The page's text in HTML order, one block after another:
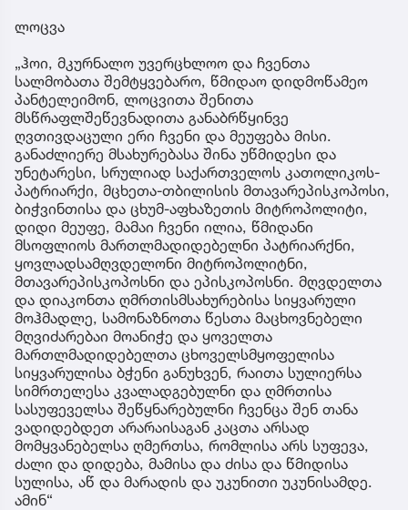
ლოცვა
„ჰოი, მკურნალო უვერცხლოო და ჩვენთა
სალმობათა შემტყვებარო, წმიდაო დიდმოწამეო
პანტელეიმონ, ლოცვითა შენითა
მსწრაფლშეწევნადითა განაბრწყინვე
ღვთივდაცული ერი ჩვენი და მეუფება მისი.
განაძლიერე მსახურებასა შინა უწმიდესი და
უნეტარესი, სრულიად საქართველოს კათოლიკოს-
პატრიარქი, მცხეთა-თბილისის მთავარეპისკოპოსი,
ბიჭვინთისა და ცხუმ-აფხაზეთის მიტროპოლიტი,
დიდი მეუფე, მამაი ჩვენი ილია, წმიდანი
მსოფლიოს მართლმადიდებელნი პატრიარქნი,
ყოვლადსამღვდელონი მიტროპოლიტნი,
მთავარეპისკოპოსნი და ეპისკოპოსნი. მღვდელთა
და დიაკონთა ღმრთისმსახურებისა სიყვარული
მოჰმადლე, სამონაზნოთა წესთა მაცხოვნებელი
მღვიძარებაი მოანიჭე და ყოველთა
მართლმადიდებელთა ცხოველსმყოფელისა
სიყვარულისა ბჭენი განუხვენ, რაითა სულიერსა
სიმრთელესა კვალადგებულნი და ღმრთისა
სასუფეველსა შეწყნარებულნი ჩვენცა შენ თანა
ვადიდებდეთ არარაისაგან კაცთა არსად
მომყვანებელსა ღმერთსა, რომლისა არს სუფევა,
ძალი და დიდება, მამისა და ძისა და წმიდისა
სულისა, აწ და მარადის და უკუნითი უკუნისამდე.
ამინ“